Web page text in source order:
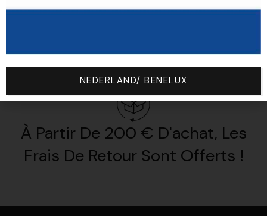
À Partir De 200 € D'achat, Les
Frais De Retour Sont Offerts !
NEDERLAND/ BENELUX